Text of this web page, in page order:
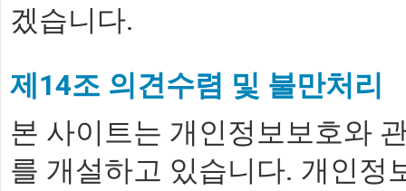
겠습니다.
제14조 의견수렴 및 불만처리
본 사이트는 개인정보보호와
를 개설하고 있습니다. 개인정